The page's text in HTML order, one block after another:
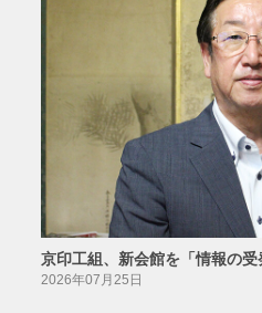
京印工組、新会館を「情報の受
2026年07月25日